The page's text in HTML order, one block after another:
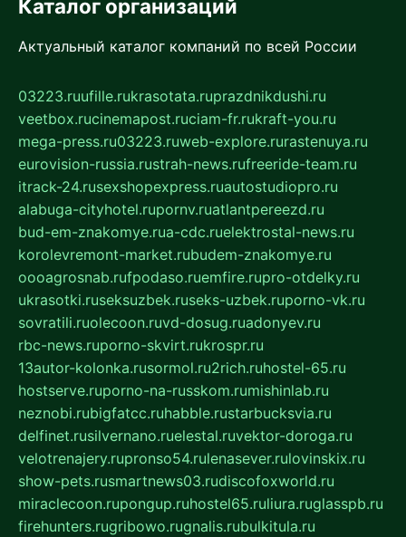
Каталог организаций
Актуальный каталог компаний по всей России
03223.ruufille.rukrasotata.ruprazdnikdushi.ru
veetbox.rucinemapost.ruciam-fr.rukraft-you.ru
mega-press.ru03223.ruweb-explore.rurastenuya.ru
eurovision-russia.rustrah-news.rufreeride-team.ru
itrack-24.rusexshopexpress.ruautostudiopro.ru
alabuga-cityhotel.rupornv.ruatlantpereezd.ru
bud-em-znakomye.rua-cdc.ruelektrostal-news.ru
korolevremont-market.rubudem-znakomye.ru
oooagrosnab.rufpodaso.ruemfire.rupro-otdelky.ru
ukrasotki.ruseksuzbek.ruseks-uzbek.ruporno-vk.ru
sovratili.ruolecoon.ruvd-dosug.ruadonyev.ru
rbc-news.ruporno-skvirt.rukrospr.ru
13autor-kolonka.rusormol.ru2rich.ruhostel-65.ru
hostserve.ruporno-na-russkom.rumishinlab.ru
neznobi.rubigfatcc.ruhabble.rustarbucksvia.ru
delfinet.rusilvernano.ruelestal.ruvektor-doroga.ru
velotrenajery.rupronso54.rulenasever.rulovinskix.ru
show-pets.rusmartnews03.rudiscofoxworld.ru
miraclecoon.rupongup.ruhostel65.ruliura.ruglasspb.ru
firehunters.rugribowo.rugnalis.rubulkitula.ru